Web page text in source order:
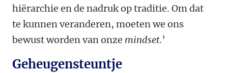
hiërarchie en de nadruk op traditie. Om dat
te kunnen veranderen, moeten we ons
bewust worden van onze mindset.’
Geheugensteuntje